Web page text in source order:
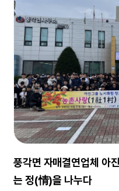
풍각면 자매결연업체 아
는 정(情)을 나누다